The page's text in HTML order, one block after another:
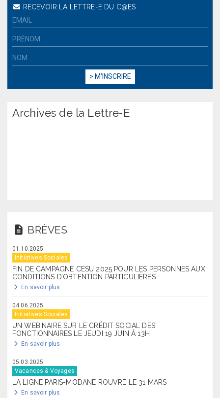
RECEVOIR LA LETTRE-E DU C@ES
Archives de la Lettre-E
BRÈVES
01.10.2025
Initiatives Sociales
FIN DE CAMPAGNE CESU 2025 POUR LES PERSONNES AUX
CONDITIONS D’OBTENTION PARTICULIÈRES
En savoir plus
04.06.2025
Initiatives Sociales
UN WEBINAIRE SUR LE CRÉDIT SOCIAL DES
FONCTIONNAIRES LE JEUDI 19 JUIN À 13H
En savoir plus
05.03.2025
Vacances & Voyages
LA LIGNE PARIS-MODANE ROUVRE LE 31 MARS
En savoir plus